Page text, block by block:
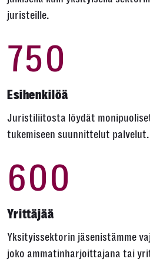
juristeille.
750
Esihenkilöä
Juristiliitosta löydät
tukemiseen suunnittelut palvelut.
600
Yrittäjää
Yksityissektorin jäsenistämme
joko ammatinharjoittajana tai